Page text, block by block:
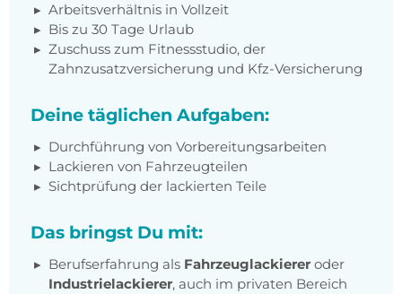
Arbeitsverhältnis in Vollzeit
Bis zu 30 Tage Urlaub
Zuschuss zum Fitnessstudio, der
Zahnzusatzversicherung und Kfz-Versicherung
Deine täglichen Aufgaben:
Durchführung von Vorbereitungsarbeiten
Lackieren von Fahrzeugteilen
Sichtprüfung der lackierten Teile
Das bringst Du mit:
Berufserfahrung als Fahrzeuglackierer oder
Industrielackierer, auch im privaten Bereich